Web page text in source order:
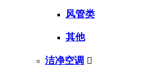
风管类
其他
洁净空调 